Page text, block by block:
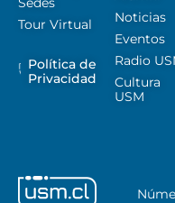
Tour Virtual
Política de
Privacidad
Noticias
Eventos
Radio
Cultura
USM